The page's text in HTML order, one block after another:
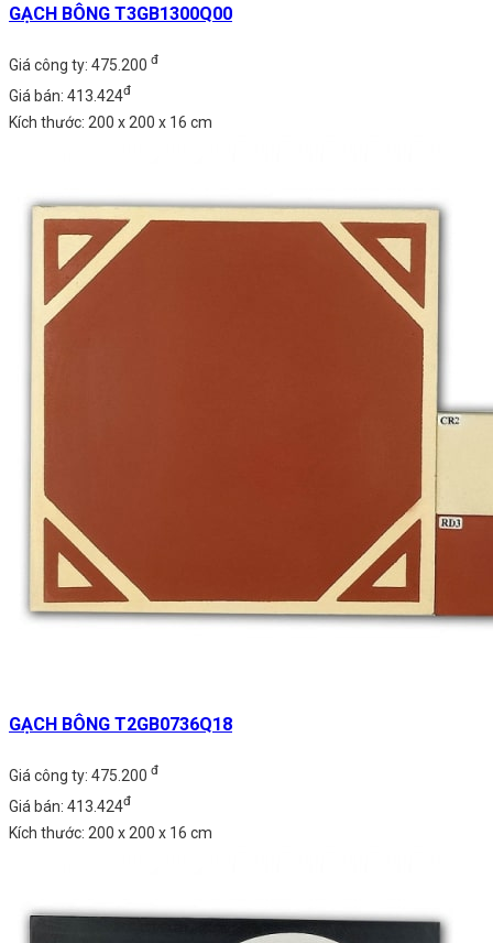
GẠCH BÔNG T3GB1300Q00
Giá công ty: 475.200 đ
Giá bán: 413.424đ
Kích thước: 200 x 200 x 16 cm
GẠCH BÔNG T2GB0736Q18
Giá công ty: 475.200 đ
Giá bán: 413.424đ
Kích thước: 200 x 200 x 16 cm